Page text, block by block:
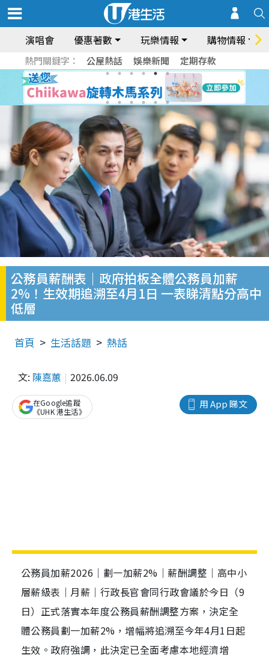
演唱會 優惠著數 玩樂情報 購物情報
熱門關鍵字： 公屋熱話 娛樂新聞 定期存款
公務員薪酬表｜政府拍板全體公務員加薪
2%！生效期追溯至4月1日 一表睇清點分高中
低層
首頁 生活話題 熱話
文: 陳嘉蕙 2026.06.09
用 App 睇文
在Google追蹤
《UHK 港生活》
公務員加薪2026｜劃一加薪2%｜薪酬調整｜高中小
層薪級表｜月薪｜行政長官會同行政會議於今日（9
日）正式落實本年度公務員薪酬調整方案，決定全
體公務員劃一加薪2%，增幅將追溯至今年4月1日起
生效。政府強調，此決定已全面考慮本地經濟增